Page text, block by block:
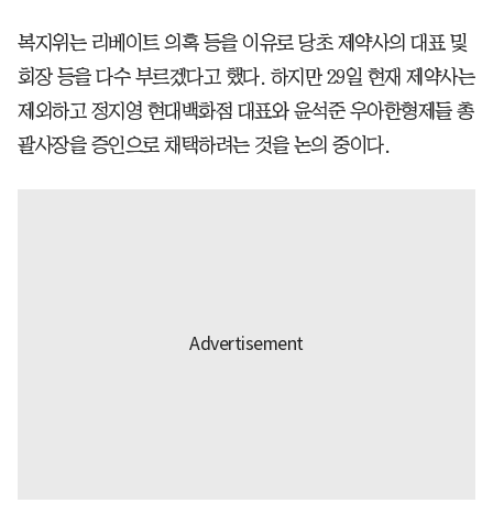
복지위는 리베이트 의혹 등을 이유로 당초 제약사의 대표 및
회장 등을 다수 부르겠다고 했다. 하지만 29일 현재 제약사는
제외하고 정지영 현대백화점 대표와 윤석준 우아한형제들 총
괄사장을 증인으로 채택하려는 것을 논의 중이다.